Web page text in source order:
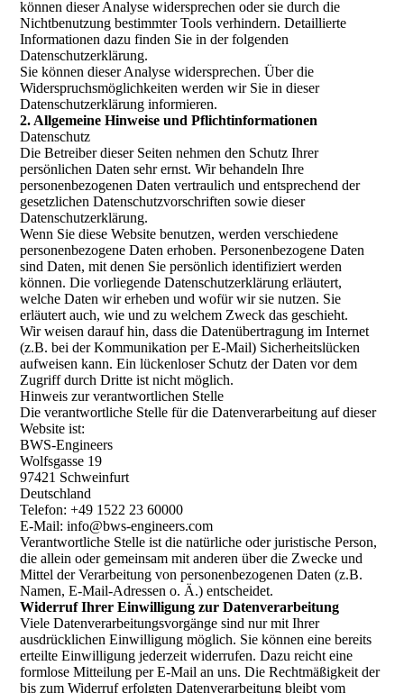
können dieser Analyse widersprechen oder sie durch die
Nichtbenutzung bestimmter Tools verhindern. Detaillierte
Informationen dazu finden Sie in der folgenden
Datenschutzerklärung.
Sie können dieser Analyse widersprechen. Über die
Widerspruchsmöglichkeiten werden wir Sie in dieser
Datenschutzerklärung informieren.
2. Allgemeine Hinweise und Pflichtinformationen
Datenschutz
Die Betreiber dieser Seiten nehmen den Schutz Ihrer
persönlichen Daten sehr ernst. Wir behandeln Ihre
personenbezogenen Daten vertraulich und entsprechend der
gesetzlichen Datenschutzvorschriften sowie dieser
Datenschutzerklärung.
Wenn Sie diese Website benutzen, werden verschiedene
personenbezogene Daten erhoben. Personenbezogene Daten
sind Daten, mit denen Sie persönlich identifiziert werden
können. Die vorliegende Datenschutzerklärung erläutert,
welche Daten wir erheben und wofür wir sie nutzen. Sie
erläutert auch, wie und zu welchem Zweck das geschieht.
Wir weisen darauf hin, dass die Datenübertragung im Internet
(z.B. bei der Kommunikation per E-Mail) Sicherheitslücken
aufweisen kann. Ein lückenloser Schutz der Daten vor dem
Zugriff durch Dritte ist nicht möglich.
Hinweis zur verantwortlichen Stelle
Die verantwortliche Stelle für die Datenverarbeitung auf dieser
Website ist:
BWS-Engineers
Wolfsgasse 19
97421 Schweinfurt
Deutschland
Telefon: +49 1522 23 60000
E-Mail: info@bws-engineers.com
Verantwortliche Stelle ist die natürliche oder juristische Person,
die allein oder gemeinsam mit anderen über die Zwecke und
Mittel der Verarbeitung von personenbezogenen Daten (z.B.
Namen, E-Mail-Adressen o. Ä.) entscheidet.
Widerruf Ihrer Einwilligung zur Datenverarbeitung
Viele Datenverarbeitungsvorgänge sind nur mit Ihrer
ausdrücklichen Einwilligung möglich. Sie können eine bereits
erteilte Einwilligung jederzeit widerrufen. Dazu reicht eine
formlose Mitteilung per E-Mail an uns. Die Rechtmäßigkeit der
bis zum Widerruf erfolgten Datenverarbeitung bleibt vom